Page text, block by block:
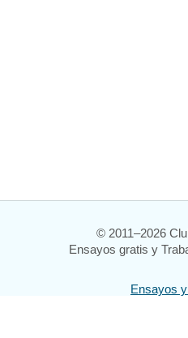
© 2011–2026
Ensayos gratis y
Ensayos